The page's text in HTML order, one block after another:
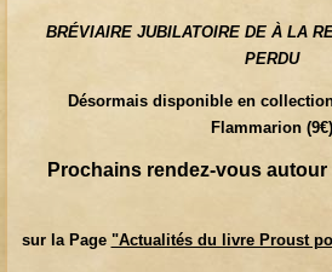
BRÉVIAIRE JUBILATOIRE DE À LA
PERDU
Désormais disponible en
Flammarion (9€)
Prochains rendez-vous
sur la Page "Actualités du livre Proust